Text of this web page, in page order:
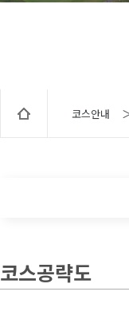
코스안내
코스공략도